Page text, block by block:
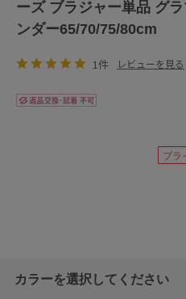
ーズ ブラジャー単品 グ
ンダー65/70/75/80cm
1件 レビューを見る
プラ
カラーを選択してください